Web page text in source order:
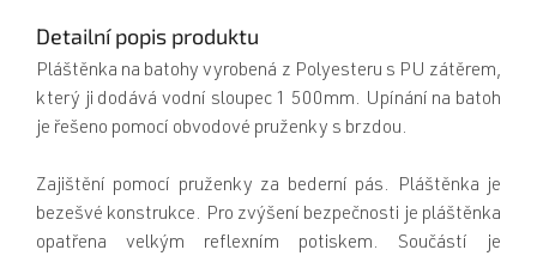
Detailní popis produktu
Pláštěnka na batohy vyrobená z Polyesteru s PU zátěrem,
který ji dodává vodní sloupec 1 500mm. Upínání na batoh
je řešeno pomocí obvodové pruženky s brzdou.
Zajištění pomocí pruženky za bederní pás. Pláštěnka je
bezešvé konstrukce. Pro zvýšení bezpečnosti je pláštěnka
opatřena velkým reflexním potiskem. Součástí je